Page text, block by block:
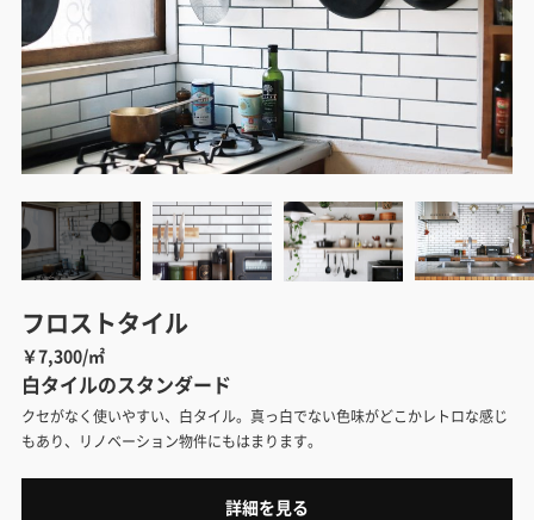
フロストタイル
￥7,300/㎡
白タイルのスタンダード
クセがなく使いやすい、白タイル。真っ白でない色味がどこかレトロな感じ
もあり、リノベーション物件にもはまります。
詳細を見る